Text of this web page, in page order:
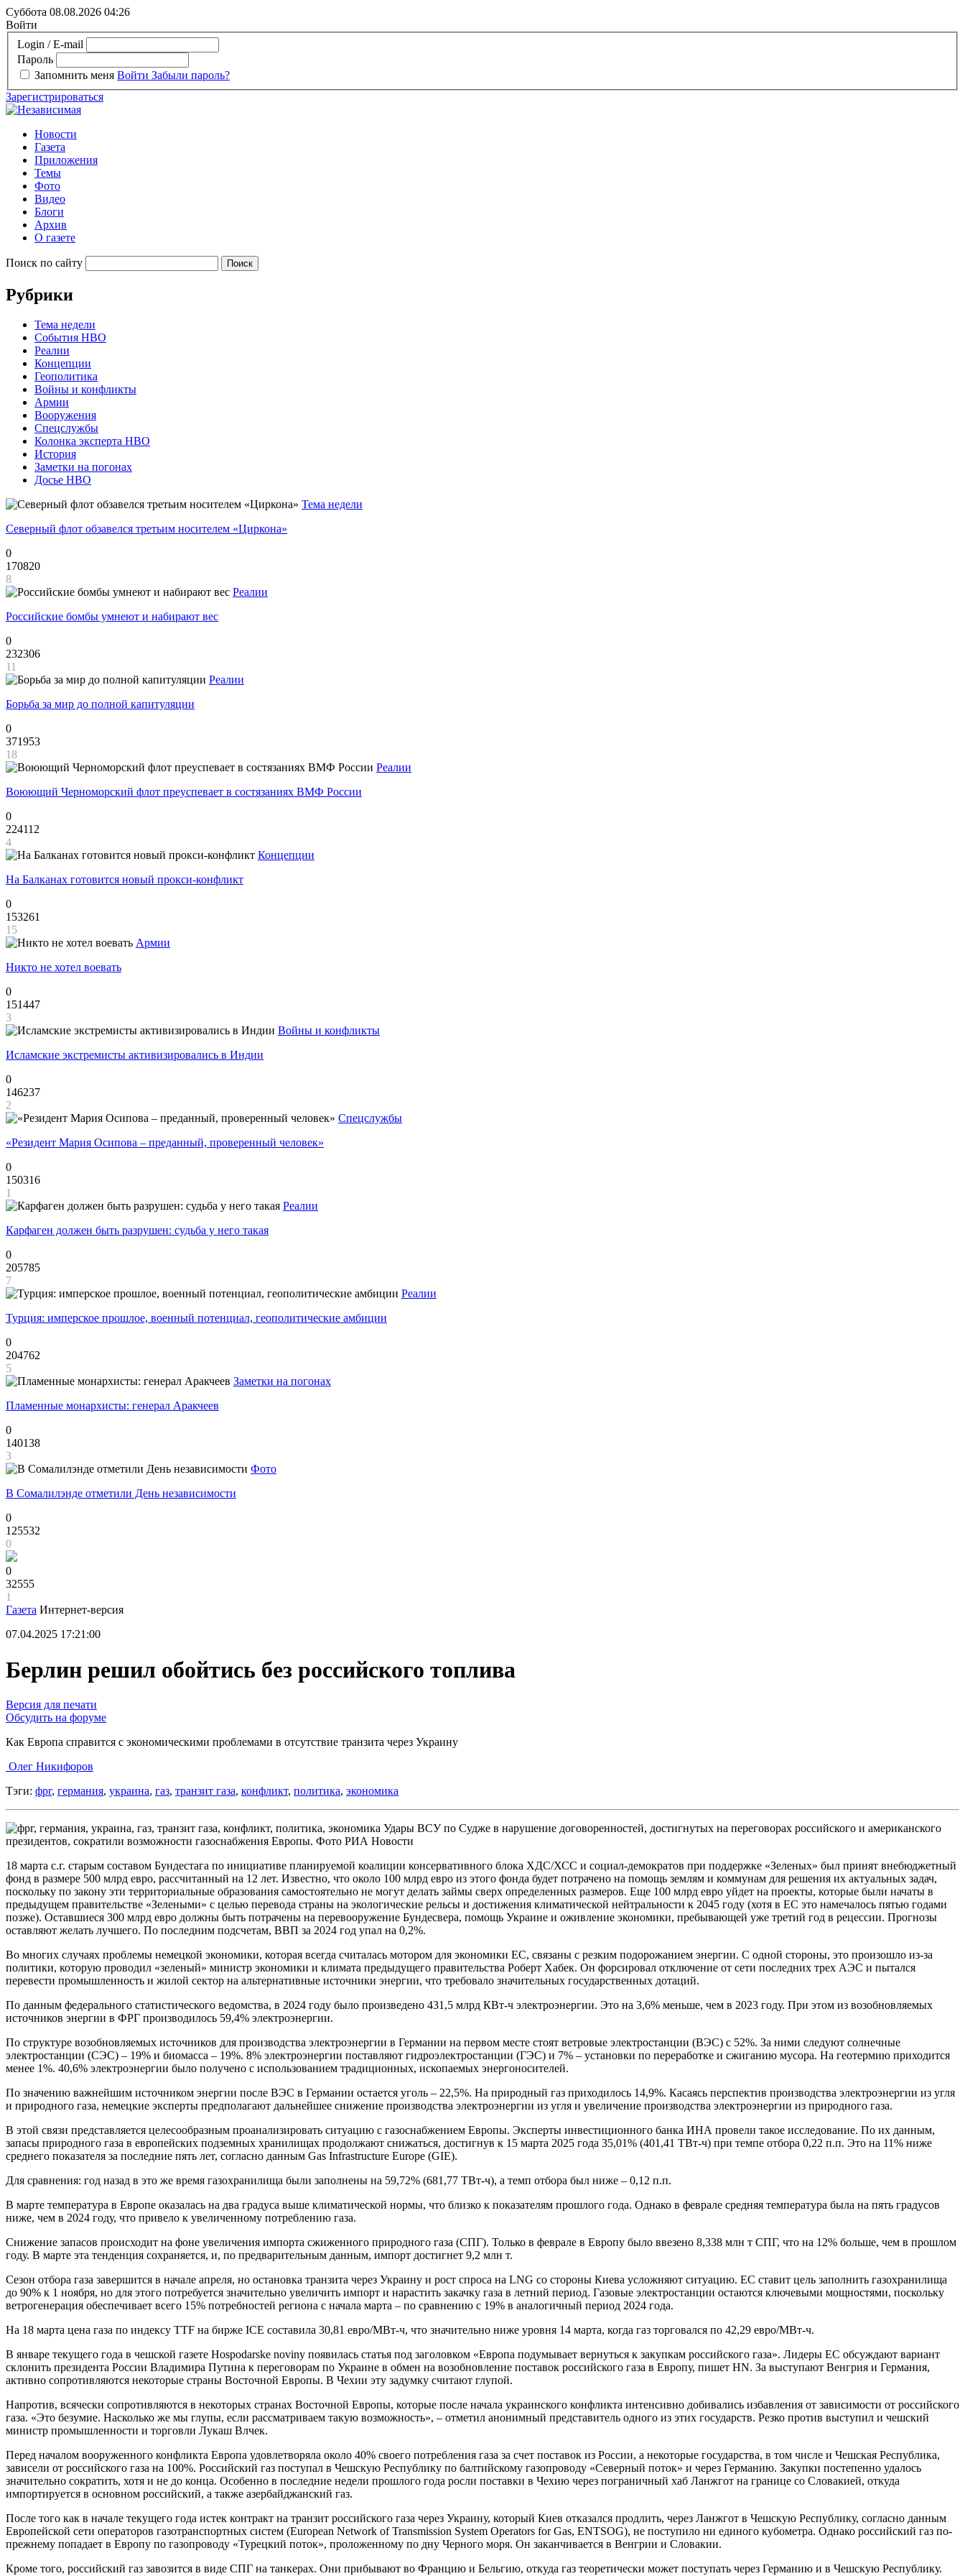
Суббота 08.08.2026 04:26
Войти
Login / E-mail
Пароль
Запомнить меня Войти Забыли пароль?
Зарегистрироваться
Новости
Газета
Приложения
Темы
Фото
Видео
Блоги
Архив
О газете
Поиск по сайту
Рубрики
Тема недели
События НВО
Реалии
Концепции
Геополитика
Войны и конфликты
Армии
Вооружения
Спецслужбы
Колонка эксперта НВО
История
Заметки на погонах
Досье НВО
Тема недели
Северный флот обзавелся третьим носителем «Циркона»
0
170820
8
Реалии
Российские бомбы умнеют и набирают вес
0
232306
11
Реалии
Борьба за мир до полной капитуляции
0
371953
18
Реалии
Воюющий Черноморский флот преуспевает в состязаниях ВМФ России
0
224112
4
Концепции
На Балканах готовится новый прокси-конфликт
0
153261
15
Армии
Никто не хотел воевать
0
151447
3
Войны и конфликты
Исламские экстремисты активизировались в Индии
0
146237
2
Спецслужбы
«Резидент Мария Осипова – преданный, проверенный человек»
0
150316
1
Реалии
Карфаген должен быть разрушен: судьба у него такая
0
205785
7
Реалии
Турция: имперское прошлое, военный потенциал, геополитические амбиции
0
204762
5
Заметки на погонах
Пламенные монархисты: генерал Аракчеев
0
140138
3
Фото
В Сомалилэнде отметили День независимости
0
125532
0
0
32555
1
Газета Интернет-версия
07.04.2025 17:21:00
Берлин решил обойтись без российского топлива
Версия для печати
Обсудить на форуме
Как Европа справится с экономическими проблемами в отсутствие транзита через Украину
Олег Никифоров
Тэги: фрг, германия, украина, газ, транзит газа, конфликт, политика, экономика
Удары ВСУ по Судже в нарушение договоренностей, достигнутых на переговорах российского и американского
президентов, сократили возможности газоснабжения Европы. Фото РИА Новости
18 марта с.г. старым составом Бундестага по инициативе планируемой коалиции консервативного блока ХДС/ХСС и социал-демократов при поддержке «Зеленых» был принят внебюджетный
фонд в размере 500 млрд евро, рассчитанный на 12 лет. Известно, что около 100 млрд евро из этого фонда будет потрачено на помощь землям и коммунам для решения их актуальных задач,
поскольку по закону эти территориальные образования самостоятельно не могут делать займы сверх определенных размеров. Еще 100 млрд евро уйдет на проекты, которые были начаты в
предыдущем правительстве «Зелеными» с целью перевода страны на экологические рельсы и достижения климатической нейтральности к 2045 году (хотя в ЕС это намечалось пятью годами
позже). Оставшиеся 300 млрд евро должны быть потрачены на перевооружение Бундесвера, помощь Украине и оживление экономики, пребывающей уже третий год в рецессии. Прогнозы
оставляют желать лучшего. По последним подсчетам, ВВП за 2024 год упал на 0,2%.
Во многих случаях проблемы немецкой экономики, которая всегда считалась мотором для экономики ЕС, связаны с резким подорожанием энергии. С одной стороны, это произошло из-за
политики, которую проводил «зеленый» министр экономики и климата предыдущего правительства Роберт Хабек. Он форсировал отключение от сети последних трех АЭС и пытался
перевести промышленность и жилой сектор на альтернативные источники энергии, что требовало значительных государственных дотаций.
По данным федерального статистического ведомства, в 2024 году было произведено 431,5 млрд КВт-ч электроэнергии. Это на 3,6% меньше, чем в 2023 году. При этом из возобновляемых
источников энергии в ФРГ производилось 59,4% электроэнергии.
По структуре возобновляемых источников для производства электроэнергии в Германии на первом месте стоят ветровые электростанции (ВЭС) с 52%. За ними следуют солнечные
электростанции (СЭС) – 19% и биомасса – 19%. 8% электроэнергии поставляют гидроэлектростанции (ГЭС) и 7% – установки по переработке и сжиганию мусора. На геотермию приходится
менее 1%. 40,6% электроэнергии было получено с использованием традиционных, ископаемых энергоносителей.
По значению важнейшим источником энергии после ВЭС в Германии остается уголь – 22,5%. На природный газ приходилось 14,9%. Касаясь перспектив производства электроэнергии из угля
и природного газа, немецкие эксперты предполагают дальнейшее снижение производства электроэнергии из угля и увеличение производства электроэнергии из природного газа.
В этой связи представляется целесообразным проанализировать ситуацию с газоснабжением Европы. Эксперты инвестиционного банка ИНА провели такое исследование. По их данным,
запасы природного газа в европейских подземных хранилищах продолжают снижаться, достигнув к 15 марта 2025 года 35,01% (401,41 ТВт-ч) при темпе отбора 0,22 п.п. Это на 11% ниже
среднего показателя за последние пять лет, согласно данным Gas Infrastructure Europe (GIE).
Для сравнения: год назад в это же время газохранилища были заполнены на 59,72% (681,77 ТВт-ч), а темп отбора был ниже – 0,12 п.п.
В марте температура в Европе оказалась на два градуса выше климатической нормы, что близко к показателям прошлого года. Однако в феврале средняя температура была на пять градусов
ниже, чем в 2024 году, что привело к увеличенному потреблению газа.
Снижение запасов происходит на фоне увеличения импорта сжиженного природного газа (СПГ). Только в феврале в Европу было ввезено 8,338 млн т СПГ, что на 12% больше, чем в прошлом
году. В марте эта тенденция сохраняется, и, по предварительным данным, импорт достигнет 9,2 млн т.
Сезон отбора газа завершится в начале апреля, но остановка транзита через Украину и рост спроса на LNG со стороны Киева усложняют ситуацию. ЕС ставит цель заполнить газохранилища
до 90% к 1 ноября, но для этого потребуется значительно увеличить импорт и нарастить закачку газа в летний период. Газовые электростанции остаются ключевыми мощностями, поскольку
ветрогенерация обеспечивает всего 15% потребностей региона с начала марта – по сравнению с 19% в аналогичный период 2024 года.
На 18 марта цена газа по индексу TTF на бирже ICE составила 30,81 евро/МВт-ч, что значительно ниже уровня 14 марта, когда газ торговался по 42,29 евро/МВт-ч.
В январе текущего года в чешской газете Hospodarske noviny появилась статья под заголовком «Европа подумывает вернуться к закупкам российского газа». Лидеры ЕС обсуждают вариант
склонить президента России Владимира Путина к переговорам по Украине в обмен на возобновление поставок российского газа в Европу, пишет HN. За выступают Венгрия и Германия,
активно сопротивляются некоторые страны Восточной Европы. В Чехии эту задумку считают глупой.
Напротив, всячески сопротивляются в некоторых странах Восточной Европы, которые после начала украинского конфликта интенсивно добивались избавления от зависимости от российского
газа. «Это безумие. Насколько же мы глупы, если рассматриваем такую возможность», – отметил анонимный представитель одного из этих государств. Резко против выступил и чешский
министр промышленности и торговли Лукаш Влчек.
Перед началом вооруженного конфликта Европа удовлетворяла около 40% своего потребления газа за счет поставок из России, а некоторые государства, в том числе и Чешская Республика,
зависели от российского газа на 100%. Российский газ поступал в Чешскую Республику по балтийскому газопроводу «Северный поток» и через Германию. Закупки постепенно удалось
значительно сократить, хотя и не до конца. Особенно в последние недели прошлого года росли поставки в Чехию через пограничный хаб Ланжгот на границе со Словакией, откуда
импортируется в основном российский, а также азербайджанский газ.
После того как в начале текущего года истек контракт на транзит российского газа через Украину, который Киев отказался продлить, через Ланжгот в Чешскую Республику, согласно данным
Европейской сети операторов газотранспортных систем (European Network of Transmission System Operators for Gas, ENTSOG), не поступило ни единого кубометра. Однако российский газ по-
прежнему попадает в Европу по газопроводу «Турецкий поток», проложенному по дну Черного моря. Он заканчивается в Венгрии и Словакии.
Кроме того, российский газ завозится в виде СПГ на танкерах. Они прибывают во Францию и Бельгию, откуда газ теоретически может поступать через Германию и в Чешскую Республику.